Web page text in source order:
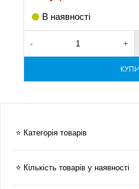
В наявності
- +
⭐ Категорія товарів
⭐ Кількість товарів у наявності